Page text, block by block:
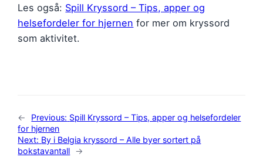
Les også: Spill Kryssord – Tips, apper og
helsefordeler for hjernen for mer om kryssord
som aktivitet.
← Previous: Spill Kryssord – Tips, apper og helsefordeler
for hjernen
Next: By i Belgia kryssord – Alle byer sortert på
bokstavantall →